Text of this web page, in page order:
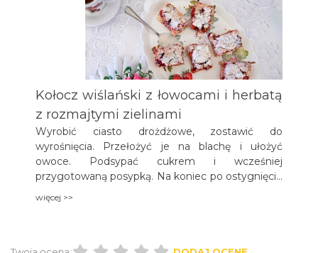
Kołocz wiślański z łowocami i herbatą
z rozmajtymi zielinami
Wyrobić ciasto drożdżowe, zostawić do
wyrośnięcia. Przełożyć je na blachę i ułożyć
owoce. Podsypać cukrem i wcześniej
przygotowaną posypką. Na koniec po ostygnięciu
zielin, dodać sok i cukier.
więcej >>